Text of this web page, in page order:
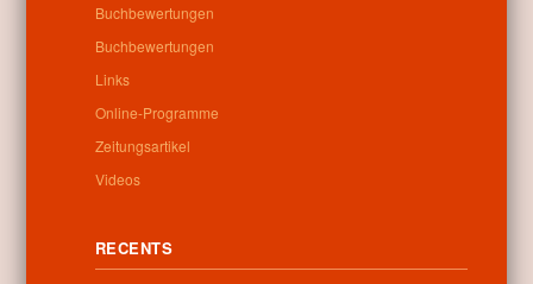
Buchbewertungen
Buchbewertungen
Links
Online-Programme
Zeitungsartikel
Videos
RECENTS